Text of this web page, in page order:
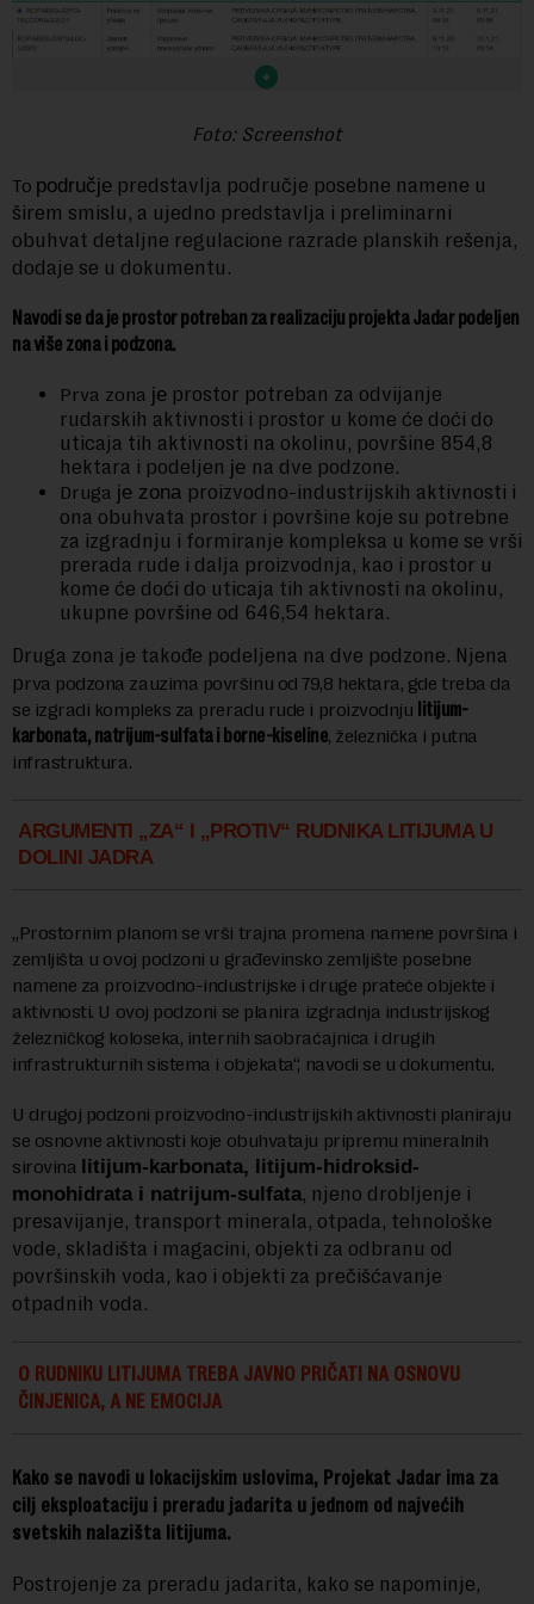
Foto: Screenshot
To područjepredstavlja područje posebne namene u
širem smislu, a ujedno predstavlja i preliminarni
obuhvat detaljne regulacione razrade planskih rešenja,
dodaje se u dokumentu.
Navodi se da je prostor potreban za realizaciju projekta Jadar podeljen
na više zona i podzona.
Prva zona je prostor potreban za odvijanje
rudarskih aktivnosti i prostor u kome će doći do
uticaja tih aktivnosti na okolinu, površine 854,8
hektara i podeljen je na dve podzone.
Druga je zona proizvodno-industrijskih aktivnosti i
ona obuhvata prostor i površine koje su potrebne
za izgradnju i formiranje kompleksa u kome se vrši
prerada rude i dalja proizvodnja, kao i prostor u
kome će doći do uticaja tih aktivnosti na okolinu,
ukupne površine od 646,54 hektara.
Druga zona je takođe podeljena na dve podzone. Njena
prva podzona zauzima površinu od 79,8 hektara, gde treba da
se izgradi kompleks za preradu rude i proizvodnju litijum-
karbonata, natrijum-sulfata i borne-kiseline, železnička i putna
infrastruktura.
ARGUMENTI „ZA“ I „PROTIV“ RUDNIKA LITIJUMA U
DOLINI JADRA
„Prostornim planom se vrši trajna promena namene površina i
zemljišta u ovoj podzoni u građevinsko zemljište posebne
namene za proizvodno-industrijske i druge prateće objekte i
aktivnosti. U ovoj podzoni se planira izgradnja industrijskog
železničkog koloseka, internih saobraćajnica i drugih
infrastrukturnih sistema i objekata“, navodi se u dokumentu.
U drugoj podzoni proizvodno-industrijskih aktivnosti planiraju
se osnovne aktivnosti koje obuhvataju pripremu mineralnih
sirovina litijum-karbonata, litijum-hidroksid-
monohidrata i natrijum-sulfata, njeno drobljenje i
presavijanje, transport minerala, otpada, tehnološke
vode, skladišta i magacini, objekti za odbranu od
površinskih voda, kao i objekti za prečišćavanje
otpadnih voda.
O RUDNIKU LITIJUMA TREBA JAVNO PRIČATI NA OSNOVU
ČINJENICA, A NE EMOCIJA
Kako se navodi u lokacijskim uslovima, Projekat Jadar ima za
cilj eksploataciju i preradu jadarita u jednom od najvećih
svetskih nalazišta litijuma.
Postrojenje za preradu jadarita, kako se napominje,